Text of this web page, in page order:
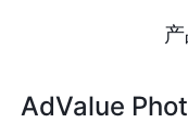
AdValue